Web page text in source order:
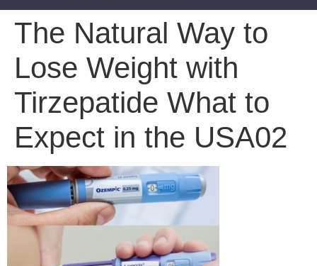
The Natural Way to
Lose Weight with
Tirzepatide What to
Expect in the USA02